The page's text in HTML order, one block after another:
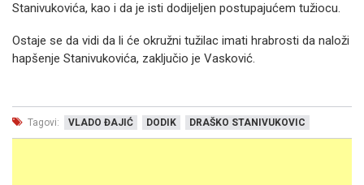
Stanivukovića, kao i da je isti dodijeljen postupajućem tužiocu.
Ostaje se da vidi da li će okružni tužilac imati hrabrosti da naloži
hapšenje Stanivukovića, zaključio je Vasković.
Tagovi: VLADO ĐAJIĆ DODIK DRAŠKO STANIVUKOVIC